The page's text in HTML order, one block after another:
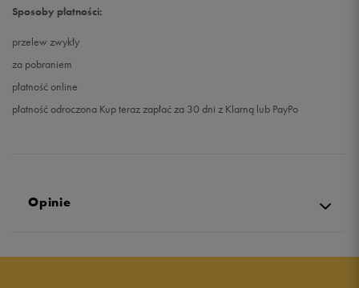
Sposoby płatności:
przelew zwykły
za pobraniem
płatność online
płatność odroczona Kup teraz zapłać za 30 dni z Klarną lub PayPo
Opinie